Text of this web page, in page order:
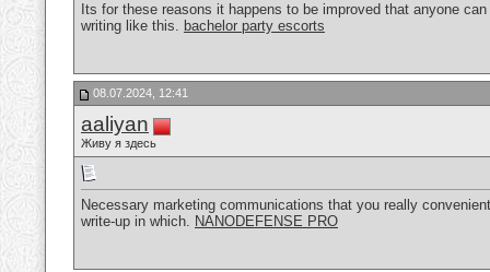
Its for these reasons it happens to be improved that anyone
writing like this. bachelor party escorts
08.07.2024, 12:41
aaliyan
Живу я здесь
Necessary marketing communications that you really
write-up in which. NANODEFENSE PRO